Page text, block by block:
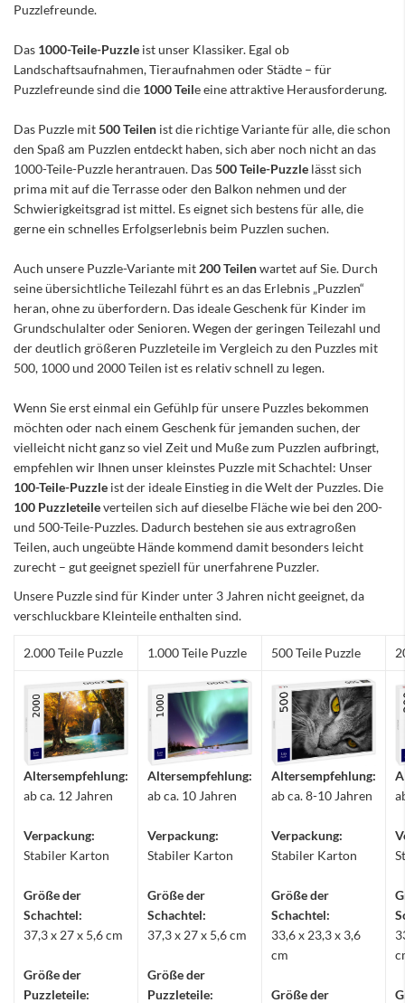
Puzzlefreunde.
Das 1000-Teile-Puzzle ist unser Klassiker. Egal ob
Landschaftsaufnahmen, Tieraufnahmen oder Städte – für
Puzzlefreunde sind die 1000 Teile eine attraktive Herausforderung.
Das Puzzle mit500 Teilen ist die richtige Variante für alle, die schon
den Spaß am Puzzlen entdeckt haben, sich aber noch nicht an das
1000-Teile-Puzzle herantrauen. Das500 Teile-Puzzle lässt sich
prima mit auf die Terrasse oder den Balkon nehmen und der
Schwierigkeitsgrad ist mittel. Es eignet sich bestens für alle, die
gerne ein schnelles Erfolgserlebnis beim Puzzlen suchen.
Auch unsere Puzzle-Variante mit 200 Teilenwartet auf Sie. Durch
seine übersichtliche Teilezahl führt es an das Erlebnis „Puzzlen“
heran, ohne zu überfordern. Das ideale Geschenk für Kinder im
Grundschulalter oder Senioren. Wegen der geringen Teilezahl und
der deutlich größeren Puzzleteile im Vergleich zu den Puzzles mit
500, 1000 und 2000 Teilen ist es relativ schnell zu legen.
Wenn Sie erst einmal ein Gefühlp für unsere Puzzles bekommen
möchten oder nach einem Geschenk für jemanden suchen, der
vielleicht nicht ganz so viel Zeit und Muße zum Puzzlen aufbringt,
empfehlen wir Ihnen unser kleinstes Puzzle mit Schachtel: Unser
100-Teile-Puzzle ist der ideale Einstieg in die Welt der Puzzles. Die
100 Puzzleteileverteilen sich auf dieselbe Fläche wie bei den 200-
und 500-Teile-Puzzles. Dadurch bestehen sie aus extragroßen
Teilen, auch ungeübte Hände kommend damit besonders leicht
zurecht – gut geeignet speziell für unerfahrene Puzzler.
Unsere Puzzle sind für Kinder unter 3 Jahren nicht geeignet, da
verschluckbare Kleinteile enthalten sind.
2.000 Teile Puzzle 1.000 Teile Puzzle 500 Teile Puzzle
Altersempfehlung:
ab ca. 12 Jahren
Verpackung:
Stabiler Karton
Größe der
Schachtel:
37,3 x 27 x 5,6 cm
Größe der
Puzzleteile:
Altersempfehlung:
ab ca. 10 Jahren
Verpackung:
Stabiler Karton
Größe der
Schachtel:
37,3 x 27 x 5,6 cm
Größe der
Puzzleteile:
Altersempfehlung:
ab ca. 8-10 Jahren
Verpackung:
Stabiler Karton
Größe der
Schachtel:
33,6 x 23,3 x 3,6
cm
Größe der